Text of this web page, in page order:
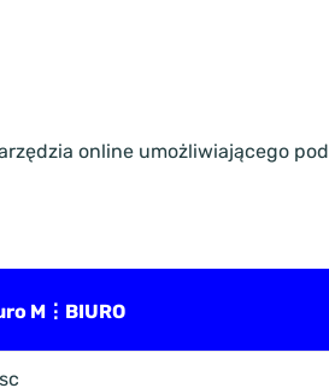
online umożliwiającego
M⋮BIURO